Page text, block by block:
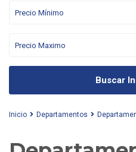
Buscar
Inicio Departamentos